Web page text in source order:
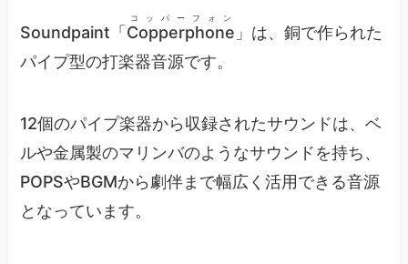
Soundpaint「 Copperphone
コッパーフォン
」は、銅で作られた
パイプ型の打楽器音源です。
12個のパイプ楽器から収録されたサウンドは、ベ
ルや金属製のマリンバのようなサウンドを持ち、
POPSやBGMから劇伴まで幅広く活用できる音源
となっています。